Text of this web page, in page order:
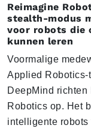
Reimagine
stealth-modus
voor robots die
kunnen leren
Voormalige
Applied Robotics-
DeepMind richten
Robotics op. Het
intelligente